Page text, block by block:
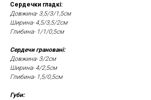
Сердечки гладкі:
Довжина- 3,5/3/1,5см
Ширина- 4,5/3,5/2см
Глибина- 1/1/0,5см
Сердечи грановані:
Довжина- 3/2см
Ширина- 4/2,5см
Глибина- 1,5/0,5см
Губи: